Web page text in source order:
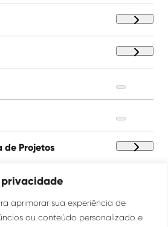
privacidade
aprimorar sua experiência de
ou conteúdo personalizado e
de Projetos